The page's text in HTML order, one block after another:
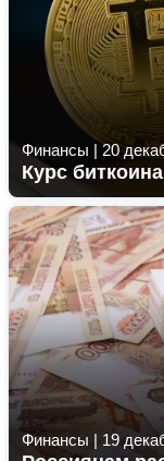
Финансы | 20
Курс
Финансы | 19